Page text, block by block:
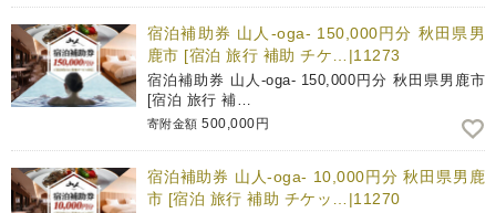
宿泊補助券 山人-oga- 150,000円分 秋田県男
鹿市 [宿泊 旅行 補助 チケ…|11273
宿泊補助券 山人-oga- 150,000円分 秋田県男鹿市
[宿泊 旅行 補…
寄附金額 500,000円
宿泊補助券 山人-oga- 10,000円分 秋田県男鹿
市 [宿泊 旅行 補助 チケッ…|11270